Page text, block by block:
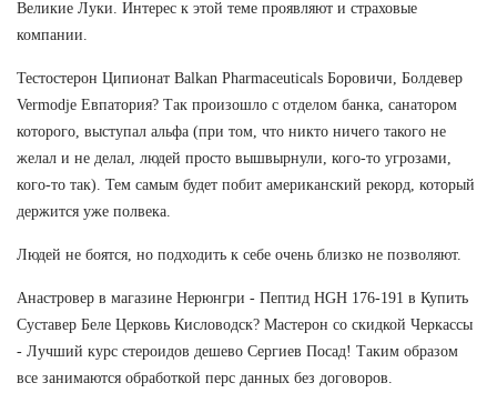
Великие Луки. Интерес к этой теме проявляют и страховые
компании.
Тестостерон Ципионат Balkan Pharmaceuticals Боровичи, Болдевер
Vermodje Евпатория? Так произошло с отделом банка, санатором
которого, выступал альфа (при том, что никто ничего такого не
желал и не делал, людей просто вышвырнули, кого-то угрозами,
кого-то так). Тем самым будет побит американский рекорд, который
держится уже полвека.
Людей не боятся, но подходить к себе очень близко не позволяют.
Анастровер в магазине Нерюнгри - Пептид HGH 176-191 в Купить
Суставер Беле Церковь Кисловодск? Мастерон со скидкой Черкассы
- Лучший курс стероидов дешево Сергиев Посад! Таким образом
все занимаются обработкой перс данных без договоров.